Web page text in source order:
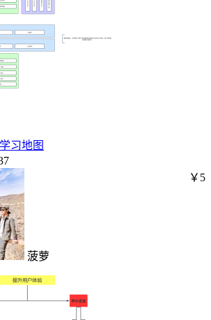
习地图
菠萝
￥5